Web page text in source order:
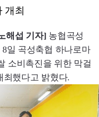
개최
해섭 기자] 농협곡성
일 곡성축협 하나로마
소비촉진을 위한 막걸
최했다고 밝혔다.